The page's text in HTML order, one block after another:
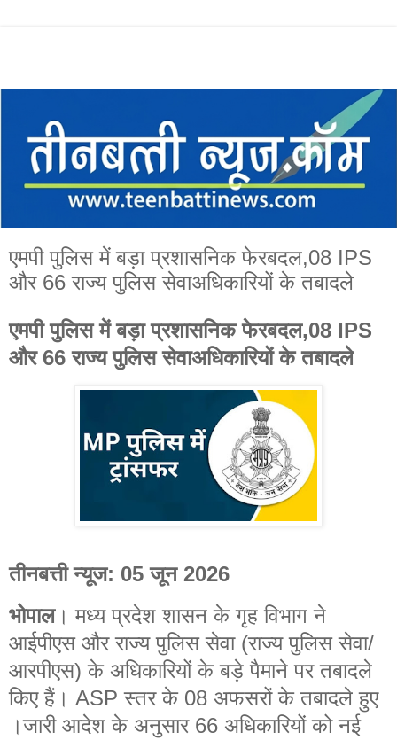
एमपी पुलिस में बड़ा प्रशासनिक फेरबदल,08 IPS
और 66 राज्य पुलिस सेवाअधिकारियों के तबादले
एमपी पुलिस में बड़ा प्रशासनिक फेरबदल,08 IPS
और 66 राज्य पुलिस सेवाअधिकारियों के तबादले
तीनबत्ती न्यूज: 05 जून 2026
भोपाल। मध्य प्रदेश शासन के गृह विभाग ने
आईपीएस और राज्य पुलिस सेवा (राज्य पुलिस सेवा/
आरपीएस) के अधिकारियों के बड़े पैमाने पर तबादले
किए हैं। ASP स्तर के 08 अफसरों के तबादले हुए
।जारी आदेश के अनुसार 66 अधिकारियों को नई